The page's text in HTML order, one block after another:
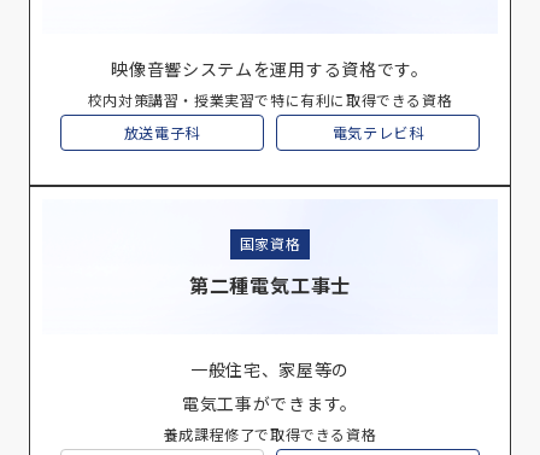
映像音響システムを運用する資格です。
校内対策講習・授業実習で特に有利に取得できる資格
放送電子科 電気テレビ科
国家資格
第二種電気工事士
一般住宅、家屋等の
電気工事ができます。
養成課程修了で取得できる資格